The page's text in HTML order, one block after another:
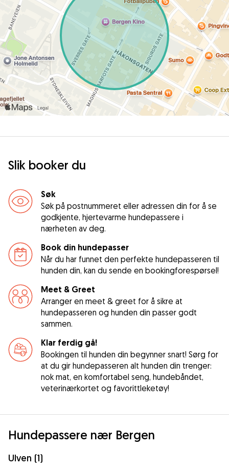
Slik booker du
Søk
Søk på postnummeret eller adressen din for å se
godkjente, hjertevarme hundepassere i
nærheten av deg.
Book din hundepasser
Når du har funnet den perfekte hundepasseren til
hunden din, kan du sende en bookingforespørsel!
Meet & Greet
Arranger en meet & greet for å sikre at
hundepasseren og hunden din passer godt
sammen.
Klar ferdig gå!
Bookingen til hunden din begynner snart! Sørg for
at du gir hundepasseren alt hunden din trenger:
nok mat, en komfortabel seng, hundebåndet,
veterinærkortet og favorittleketøy!
Hundepassere nær Bergen
Ulven (1)